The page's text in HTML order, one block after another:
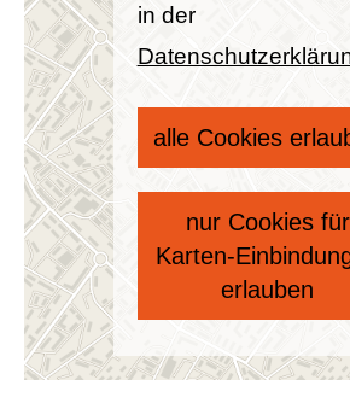
in der
alle Cookies
nur Cookies für
Karten-
erlauben